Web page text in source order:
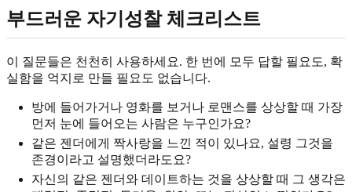
부드러운 자기성찰 체크리스트
이 질문들은 천천히 사용하세요. 한 번에 모두 답할 필요도, 확
실함을 억지로 만들 필요도 없습니다.
방에 들어가거나 영화를 보거나 로맨스를 상상할 때 가장
먼저 눈에 들어오는 사람은 누구인가요?
같은 젠더에게 짝사랑을 느낀 적이 있나요, 설령 그것을
존경이라고 설명했더라도요?
자신의 같은 젠더와 데이트하는 것을 상상할 때 그 생각은